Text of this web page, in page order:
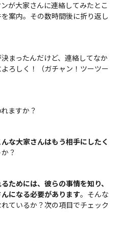
が大家さんに連絡してみたとこ
案内。その数時間後に折り返し
まったんだけど、連絡してなか
ろしく！（ガチャン！ツーツー
ますか？
んな大家さんはもう相手にしたく
？
ためには、彼らの事情を知り、
になる必要があります。そんな
ているか？次の項目でチェック